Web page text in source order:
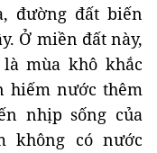
đường đất biến
Ở miền đất này,
mùa khô khắc
hiếm nước thêm
nhịp sống của
không có nước